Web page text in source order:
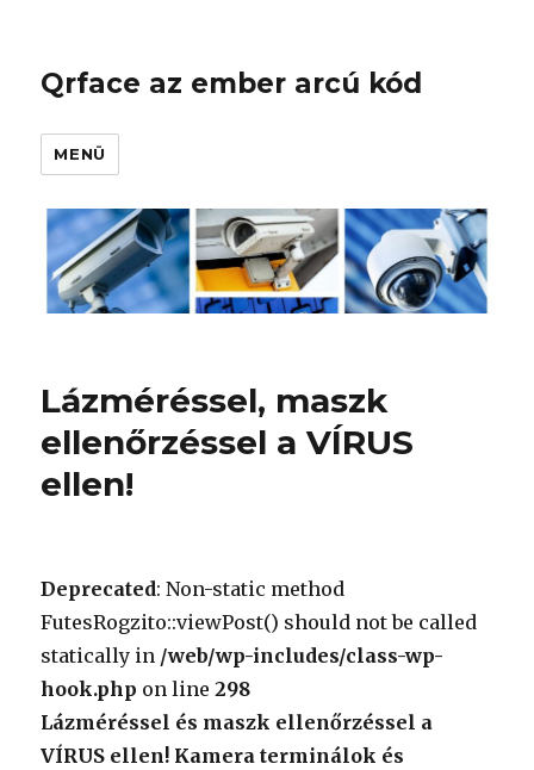
Qrface az ember arcú kód
MENÜ
Lázméréssel, maszk
ellenőrzéssel a VÍRUS
ellen!
Deprecated: Non-static method
FutesRogzito::viewPost() should not be called
statically in /web/wp-includes/class-wp-
hook.php on line298
Lázméréssel és maszk ellenőrzéssel a
VÍRUS ellen! Kamera terminálok és